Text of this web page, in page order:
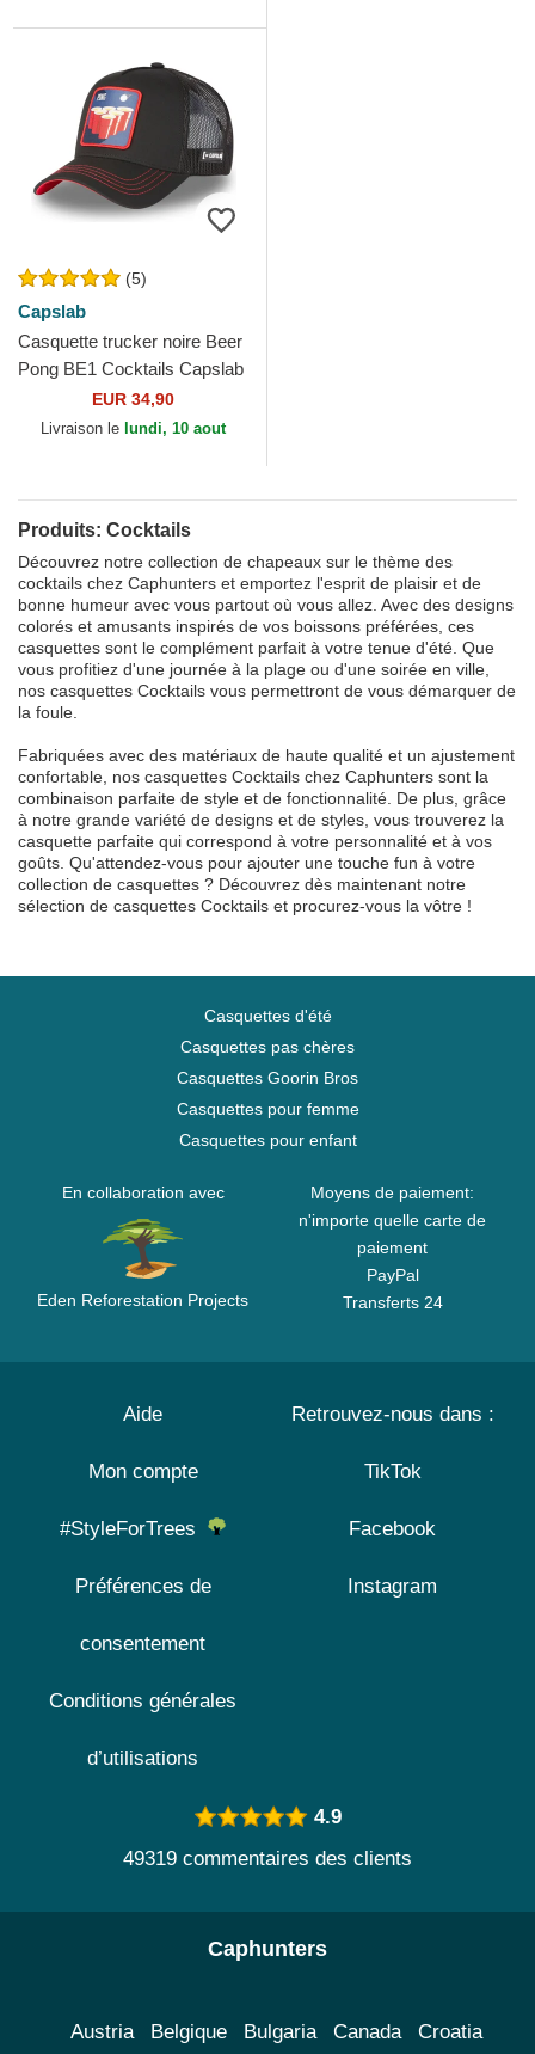
(5)
Capslab
Casquette trucker noire Beer
Pong BE1 Cocktails Capslab
EUR 34,90
Livraison le lundi, 10 aout
Produits: Cocktails
Découvrez notre collection de chapeaux sur le thème des
cocktails chez Caphunters et emportez l'esprit de plaisir et de
bonne humeur avec vous partout où vous allez. Avec des designs
colorés et amusants inspirés de vos boissons préférées, ces
casquettes sont le complément parfait à votre tenue d'été. Que
vous profitiez d'une journée à la plage ou d'une soirée en ville,
nos casquettes Cocktails vous permettront de vous démarquer de
la foule.
Fabriquées avec des matériaux de haute qualité et un ajustement
confortable, nos casquettes Cocktails chez Caphunters sont la
combinaison parfaite de style et de fonctionnalité. De plus, grâce
à notre grande variété de designs et de styles, vous trouverez la
casquette parfaite qui correspond à votre personnalité et à vos
goûts. Qu'attendez-vous pour ajouter une touche fun à votre
collection de casquettes ? Découvrez dès maintenant notre
sélection de casquettes Cocktails et procurez-vous la vôtre !
Casquettes d'été
Casquettes pas chères
Casquettes Goorin Bros
Casquettes pour femme
Casquettes pour enfant
En collaboration avec
Eden Reforestation Projects
Moyens de paiement:
n'importe quelle carte de
paiement
PayPal
Transferts 24
Aide
Mon compte
#StyleForTrees
Préférences de
consentement
Conditions générales
d’utilisations
Retrouvez-nous dans :
TikTok
Facebook
Instagram
4.9
49319 commentaires des clients
Caphunters
Austria Belgique Bulgaria Canada Croatia